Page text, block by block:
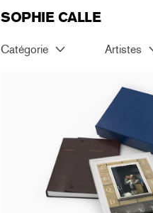
SOPHIE CALLE
Catégorie Artistes
Sophie Calle - Catalogue
l'inachevé (special edition)
Épuisé